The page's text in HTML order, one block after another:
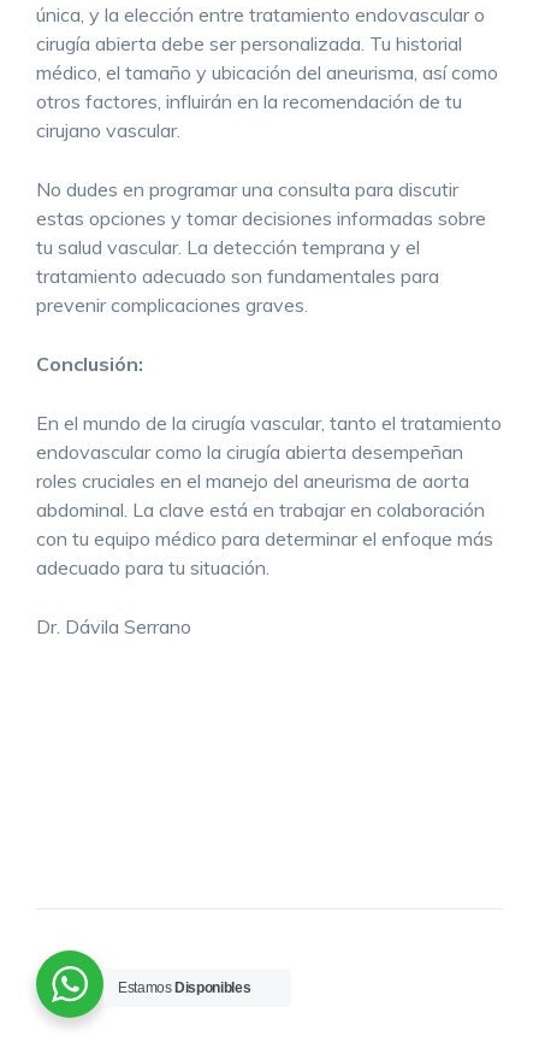
única, y la elección entre tratamiento endovascular o
cirugía abierta debe ser personalizada. Tu historial
médico, el tamaño y ubicación del aneurisma, así como
otros factores, influirán en la recomendación de tu
cirujano vascular.
No dudes en programar una consulta para discutir
estas opciones y tomar decisiones informadas sobre
tu salud vascular. La detección temprana y el
tratamiento adecuado son fundamentales para
prevenir complicaciones graves.
Conclusión:
En el mundo de la cirugía vascular, tanto el tratamiento
endovascular como la cirugía abierta desempeñan
roles cruciales en el manejo del aneurisma de aorta
abdominal. La clave está en trabajar en colaboración
con tu equipo médico para determinar el enfoque más
adecuado para tu situación.
Dr. Dávila Serrano
EstamosDisponibles